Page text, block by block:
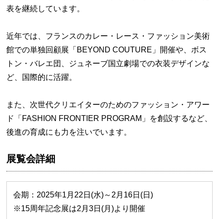
表を継続しています。
近年では、フランスのカレー・レース・ファッション美術
館での単独回顧展「BEYOND COUTURE」開催や、ボス
トン・バレエ団、ジュネーブ国立劇場での衣装デザインな
ど、国際的に活躍。
また、次世代クリエイターのためのファッション・アワー
ド「FASHION FRONTIER PROGRAM」を創設するなど、
後進の育成にも力を注いでいます。
展覧会詳細
会期：2025年1月22日(水)～2月16日(日)
※15周年記念展は2月3日(月)より開催